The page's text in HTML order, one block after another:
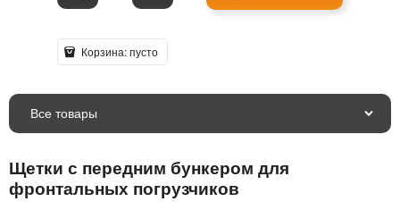
Корзина:пусто
Все товары
Щетки с передним бункером для
фронтальных погрузчиков